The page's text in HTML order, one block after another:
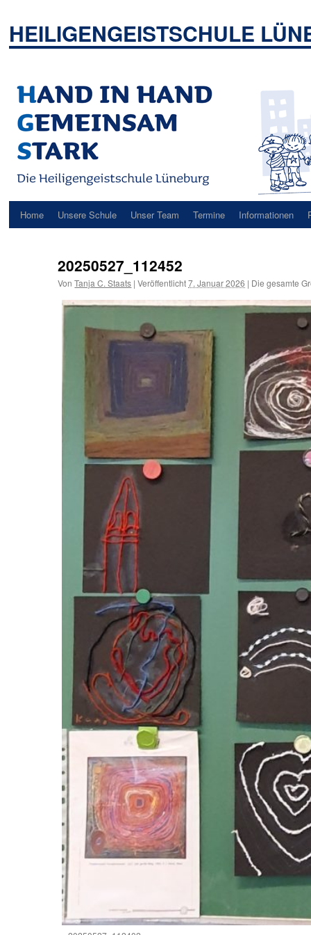
springen
HEILIGENGEISTSCHULE
Home Unsere Schule Unser Team Termine Informationen
20250527_112452
Von Tanja C. Staats | Veröffentlicht 7. Januar 2026 | Die gesamte